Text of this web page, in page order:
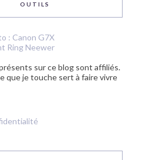
OUTILS
: Canon G7X
Ring Neewer
sur ce blog sont affiliés.
que je touche sert à faire vivre